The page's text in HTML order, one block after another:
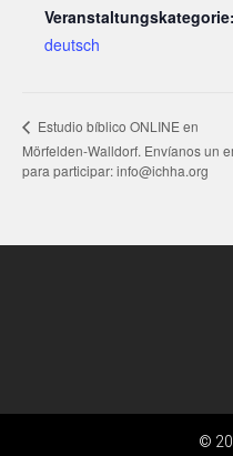
Veranstaltungskategorie:
deutsch
Estudio bíblico ONLINE en
Mörfelden-Walldorf. Envíanos un
para participar: info@ichha.org
©